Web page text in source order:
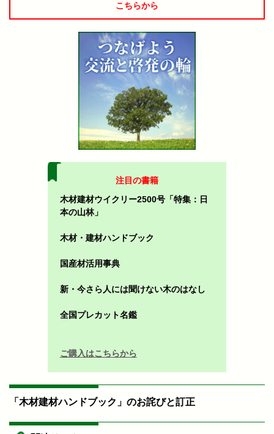
こちらから
注目の書籍
木材建材ウイクリー2500号「特集：日
本の山林」
木材・建材ハンドブック
国産材活用事典
新・今さら人には聞けない木のはなし
全国プレカット名鑑
ご購入はこちらから
「木材建材ハンドブック」のお詫びと訂正